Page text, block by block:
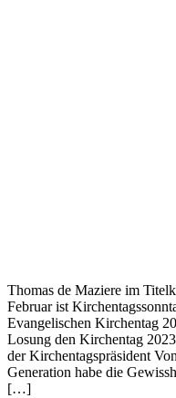
Thomas de Maziere im
Februar ist
Evangelischen Kirchentag
Losung den Kirchentag
der Kirchentagspräsident
Generation habe die
[…]